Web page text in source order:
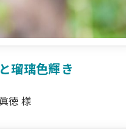
瑠璃色輝き
徳 様